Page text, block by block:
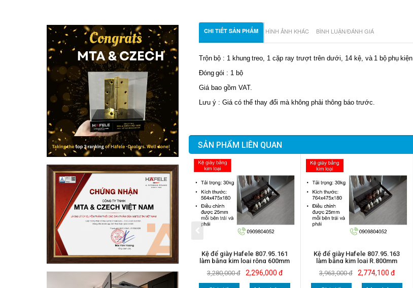
CHI TIẾT SẢN PHẨM HÌNH ẢNH KHÁC BÌNH LUẬN/ĐÁNH GIÁ
Trộn bộ : 1 khung treo 1 cặp ray trượt trên dưới , 14 kệ và 1 bộ phụ kiện
Đóng gói : 1 bộ
Giá bao gồm VAT.
Lưu ý : Giá có thể thay đổi mà không phải thông báo trước.
SẢN PHẨM LIÊN QUAN
Kệ để giày Hafele 807.95.161
làm bằng kim loại rộng 600mm
3,280,000 đ 2,296,000 đ
Kệ để giày Hafele 807.95.163
làm bằng kim loại R.800mm
3,963,000 đ 2,774,100 đ